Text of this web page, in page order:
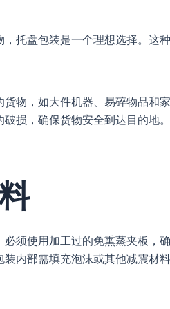
，托盘包装是一个理想选择。这
货物，如大件机器、易碎物品和
破损，确保货物安全到达目的地。
必须使用加工过的免熏蒸夹板，
装内部需填充泡沫或其他减震材